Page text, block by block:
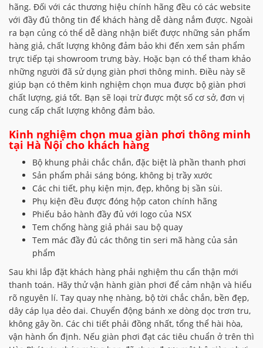
hãng. Đối với các thương hiệu chính hãng đều có các website
với đầy đủ thông tin để khách hàng dễ dàng nắm được. Ngoài
ra bạn củng có thể dễ dàng nhận biết được những sản phẩm
hàng giả, chất lượng không đảm bảo khi đến xem sản phẩm
trực tiếp tại showroom trưng bày. Hoặc bạn có thể tham khảo
những người đã sử dụng giàn phơi thông minh. Điều này sẽ
giúp bạn có thêm kinh nghiệm chọn mua được bộ giàn phơi
chất lượng, giá tốt. Bạn sẽ loại trừ được một số cơ sở, đơn vị
cung cấp chất lượng không đảm bảo.
Kinh nghiệm chọn mua giàn phơi thông minh
tại Hà Nội cho khách hàng
Bộ khung phải chắc chắn, đặc biệt là phần thanh phơi
Sản phẩm phải sáng bóng, không bị trầy xước
Các chi tiết, phụ kiện mịn, đẹp, không bị sần sùi.
Phụ kiện đều được đóng hộp caton chính hãng
Phiếu bảo hành đầy đủ với logo của NSX
Tem chống hàng giả phái sau bộ quay
Tem mác đầy đủ các thông tin seri mã hàng của sản
phẩm
Sau khi lắp đặt khách hàng phải nghiệm thu cẩn thận mới
thanh toán. Hãy thử vận hành giàn phơi để cảm nhận và hiểu
rõ nguyên lí. Tay quay nhẹ nhàng, bộ tời chắc chắn, bền đẹp,
dây cáp lụa dẻo dai. Chuyển động bánh xe dòng dọc trơn tru,
không gây ồn. Các chi tiết phải đồng nhất, tổng thể hài hòa,
vận hành ổn định. Nếu giàn phơi đạt các tiêu chuẩn ở trên thì